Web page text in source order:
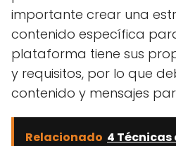
importante crear una
contenido específica
plataforma tiene sus
y requisitos, por lo que
contenido y mensajes
Relacionado 4